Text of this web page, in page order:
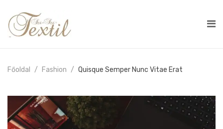
Főoldal Fashion Quisque Semper Nunc Vitae Erat